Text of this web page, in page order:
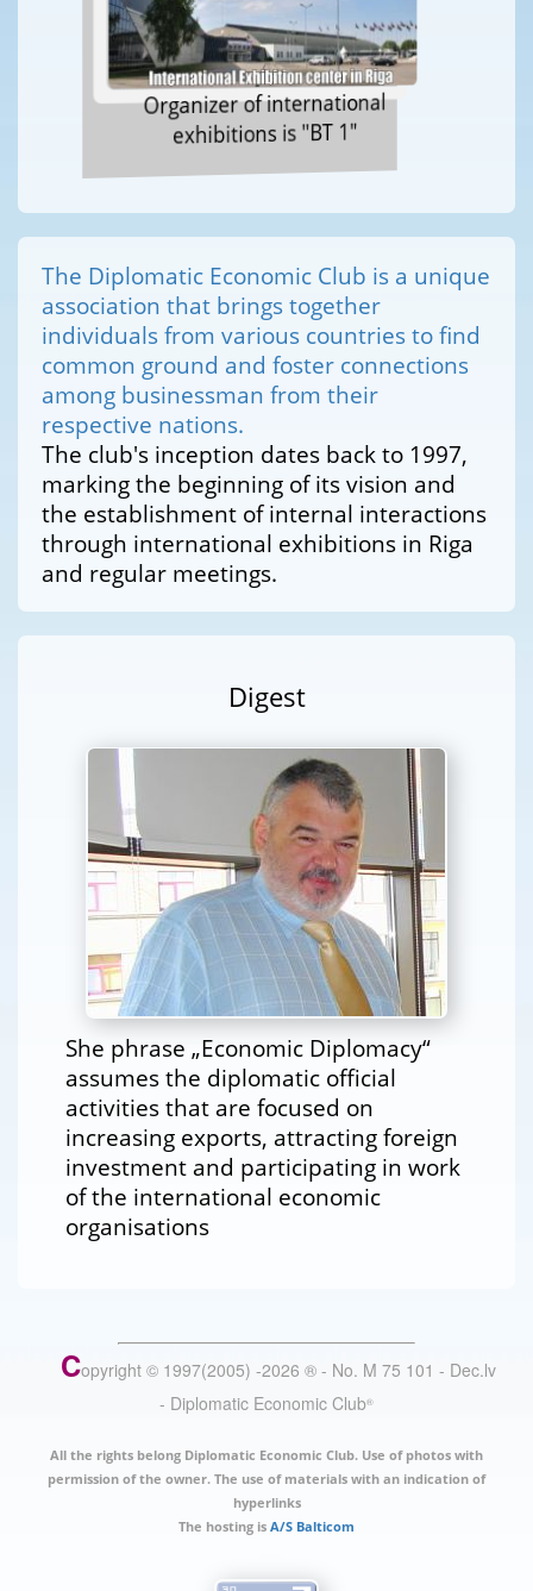
Organizer of international
exhibitions is "BT 1"
The Diplomatic Economic Club is a unique
association that brings together
individuals from various countries to find
common ground and foster connections
among businessman from their
respective nations.
The club's inception dates back to 1997,
marking the beginning of its vision and
the establishment of internal interactions
through international exhibitions in Riga
and regular meetings.
Digest
She phrase „Economic Diplomacy“
assumes the diplomatic official
activities that are focused on
increasing exports, attracting foreign
investment and participating in work
of the international economic
organisations
Copyright © 1997(2005) -2026 ® - No. M 75 101 - Dec.lv
- Diplomatic Economic Club®
All the rights belong Diplomatic Economic Club. Use of photos with
permission of the owner. The use of materials with an indication of
hyperlinks
The hosting is A/S Balticom